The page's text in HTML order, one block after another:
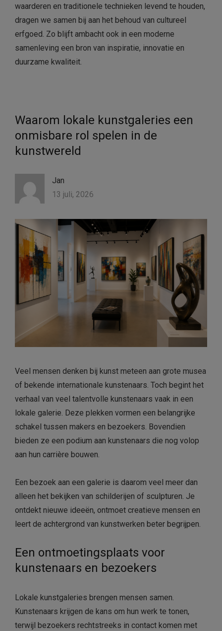
waarderen en traditionele technieken levend te houden,
dragen we samen bij aan het behoud van cultureel
erfgoed. Zo blijft ambacht ook in een moderne
samenleving een bron van inspiratie, innovatie en
duurzame kwaliteit.
Waarom lokale kunstgaleries een
onmisbare rol spelen in de
kunstwereld
Jan
13 juli, 2026
Veel mensen denken bij kunst meteen aan grote musea
of bekende internationale kunstenaars. Toch begint het
verhaal van veel talentvolle kunstenaars vaak in een
lokale galerie. Deze plekken vormen een belangrijke
schakel tussen makers en bezoekers. Bovendien
bieden ze een podium aan kunstenaars die nog volop
aan hun carrière bouwen.
Een bezoek aan een galerie is daarom veel meer dan
alleen het bekijken van schilderijen of sculpturen. Je
ontdekt nieuwe ideeën, ontmoet creatieve mensen en
leert de achtergrond van kunstwerken beter begrijpen.
Een ontmoetingsplaats voor
kunstenaars en bezoekers
Lokale kunstgaleries brengen mensen samen.
Kunstenaars krijgen de kans om hun werk te tonen,
terwijl bezoekers rechtstreeks in contact komen met